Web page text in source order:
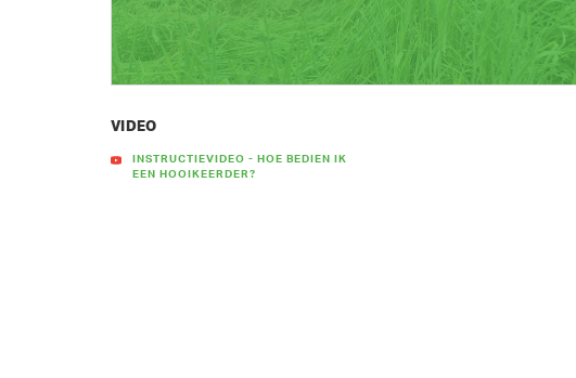
VIDEO
INSTRUCTIEVIDEO - HOE BEDIEN IK
EEN HOOIKEERDER?